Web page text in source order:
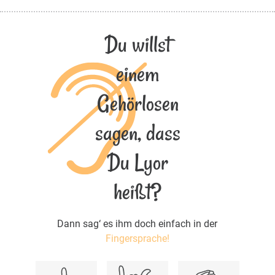
Du willst
einem
Gehörlosen
sagen, dass
Du Lyor
heißt?
Dann sag‘ es ihm doch einfach in der
Fingersprache!